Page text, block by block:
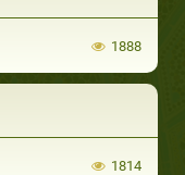
1888
1814